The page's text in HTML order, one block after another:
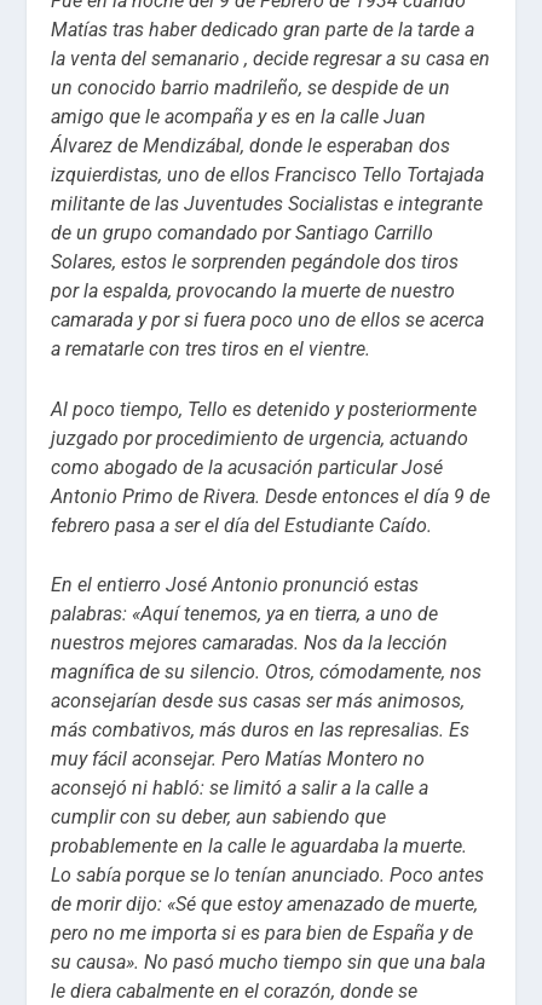
Matías tras haber dedicado gran parte de la tarde a
la venta del semanario , decide regresar a su casa en
un conocido barrio madrileño, se despide de un
amigo que le acompaña y es en la calle Juan
Álvarez de Mendizábal, donde le esperaban dos
izquierdistas, uno de ellos Francisco Tello Tortajada
militante de las Juventudes Socialistas e integrante
de un grupo comandado por Santiago Carrillo
Solares, estos le sorprenden pegándole dos tiros
por la espalda, provocando la muerte de nuestro
camarada y por si fuera poco uno de ellos se acerca
a rematarle con tres tiros en el vientre.
Al poco tiempo, Tello es detenido y posteriormente
juzgado por procedimiento de urgencia, actuando
como abogado de la acusación particular José
Antonio Primo de Rivera. Desde entonces el día 9 de
febrero pasa a ser el día del Estudiante Caído.
En el entierro José Antonio pronunció estas
palabras: «Aquí tenemos, ya en tierra, a uno de
nuestros mejores camaradas. Nos da la lección
magnífica de su silencio. Otros, cómodamente, nos
aconsejarían desde sus casas ser más animosos,
más combativos, más duros en las represalias. Es
muy fácil aconsejar. Pero Matías Montero no
aconsejó ni habló: se limitó a salir a la calle a
cumplir con su deber, aun sabiendo que
probablemente en la calle le aguardaba la muerte.
Lo sabía porque se lo tenían anunciado. Poco antes
de morir dijo: «Sé que estoy amenazado de muerte,
pero no me importa si es para bien de España y de
su causa». No pasó mucho tiempo sin que una bala
le diera cabalmente en el corazón, donde se